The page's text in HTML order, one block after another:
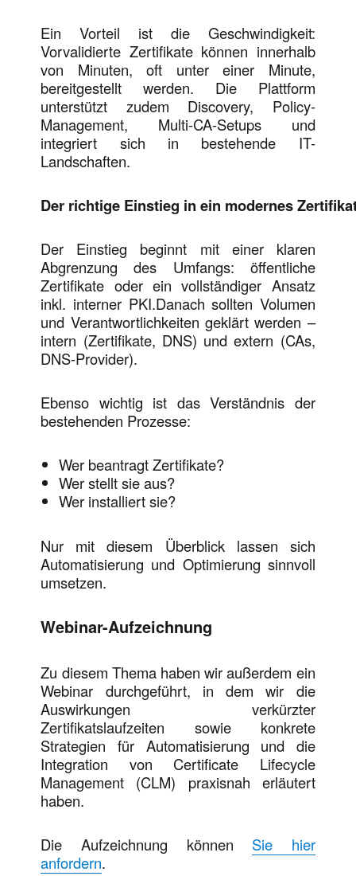
Ein Vorteil ist die Geschwindigkeit:
Vorvalidierte Zertifikate können innerhalb
von Minuten, oft unter einer Minute,
bereitgestellt werden. Die Plattform
unterstützt zudem Discovery, Policy-
Management, Multi-CA-Setups und
integriert sich in bestehende IT-
Landschaften.
Der richtige Einstieg in ein modernes
Der Einstieg beginnt mit einer klaren
Abgrenzung des Umfangs: öffentliche
Zertifikate oder ein vollständiger Ansatz
inkl. interner PKI.Danach sollten Volumen
und Verantwortlichkeiten geklärt werden –
intern (Zertifikate, DNS) und extern (CAs,
DNS-Provider).
Ebenso wichtig ist das Verständnis der
bestehenden Prozesse:
Wer beantragt Zertifikate?
Wer stellt sie aus?
Wer installiert sie?
Nur mit diesem Überblick lassen sich
Automatisierung und Optimierung sinnvoll
umsetzen.
Webinar-Aufzeichnung
Zu diesem Thema haben wir außerdem ein
Webinar durchgeführt, in dem wir die
Auswirkungen verkürzter
Zertifikatslaufzeiten sowie konkrete
Strategien für Automatisierung und die
Integration von Certificate Lifecycle
Management (CLM) praxisnah erläutert
haben.
Die Aufzeichnung können Sie hier
anfordern.